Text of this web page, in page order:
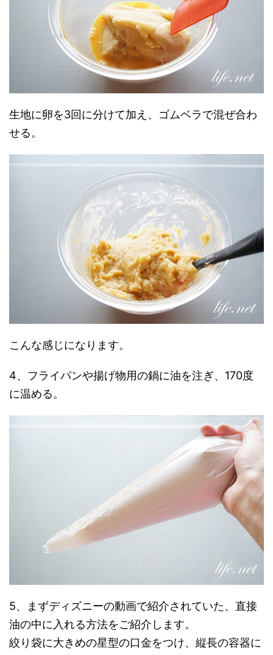
生地に卵を3回に分けて加え、ゴムベラで混ぜ合わ
せる。
こんな感じになります。
4、フライパンや揚げ物用の鍋に油を注ぎ、170度
に温める。
5、まずディズニーの動画で紹介されていた、直接
油の中に入れる方法をご紹介します。
絞り袋に大きめの星型の口金をつけ、縦長の容器に